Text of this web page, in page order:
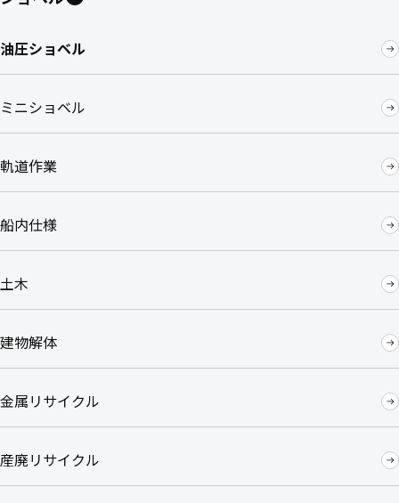
油圧ショベル
ミニショベル
軌道作業
船内仕様
土木
建物解体
金属リサイクル
産廃リサイクル